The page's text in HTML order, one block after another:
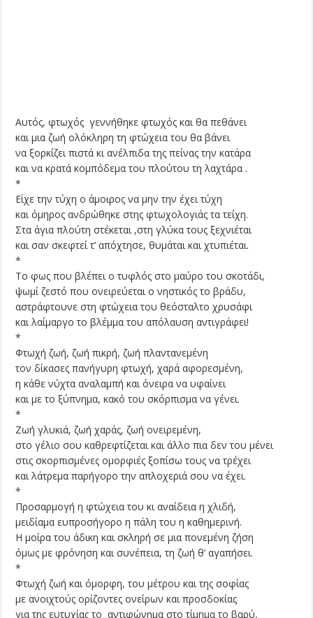
Αυτός, φτωχός γεννήθηκε φτωχός και θα πεθάνει
και μια ζωή ολόκληρη τη φτώχεια του θα βάνει
να ξορκίζει πιστά κι ανέλπιδα της πείνας την κατάρα
και να κρατά κομπόδεμα του πλούτου τη λαχτάρα .
*
Είχε την τύχη ο άμοιρος να μην την έχει τύχη
και όμηρος ανδρώθηκε στης φτωχολογιάς τα τείχη.
Στα άγια πλούτη στέκεται ,στη γλύκα τους ξεχνιέται
και σαν σκεφτεί τ’ απόχτησε, θυμάται και χτυπιέται.
*
Το φως που βλέπει ο τυφλός στο μαύρο του σκοτάδι,
ψωμί ζεστό που ονειρεύεται ο νηστικός το βράδυ,
αστράφτουνε στη φτώχεια του θεόσταλτο χρυσάφι
και λαίμαργο το βλέμμα του απόλαυση αντιγράφει!
*
Φτωχή ζωή, ζωή πικρή, ζωή πλαντανεμένη
τον δίκασες πανήγυρη φτωχή, χαρά αφορεσμένη,
η κάθε νύχτα αναλαμπή και όνειρα να υφαίνει
και με το ξύπνημα, κακό του σκόρπισμα να γένει.
*
Ζωή γλυκιά, ζωή χαράς, ζωή ονειρεμένη,
στο γέλιο σου καθρεφτίζεται και άλλο πια δεν του μένει
στις σκορπισμένες ομορφιές ξοπίσω τους να τρέχει
και λάτρεμα παρήγορο την απλοχεριά σου να έχει.
*
Προσαρμογή η φτώχεια του κι αναίδεια η χλιδή,
μειδίαμα ευπροσήγορο η πάλη του η καθημερινή.
Η μοίρα του άδικη και σκληρή σε μια πονεμένη ζήση
όμως με φρόνηση και συνέπεια, τη ζωή θ’ αγαπήσει.
*
Φτωχή ζωή και όμορφη, του μέτρου και της σοφίας
με ανοιχτούς ορίζοντες ονείρων και προσδοκίας
για της ευτυχίας το αντιφώνημα στο τίμημα το βαρύ,